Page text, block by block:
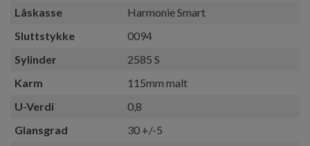
Låskasse
Harmonie Smart
Sluttstykke
0094
Sylinder
2585 S
Karm
115mm malt
U-Verdi
0,8
Glansgrad
30 +/-5